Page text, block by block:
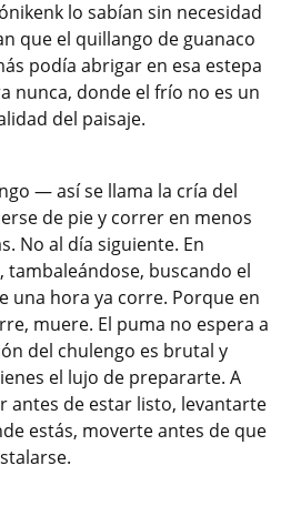
lo sabían sin necesidad
que el quillango de guanaco
podía abrigar en esa estepa
nunca, donde el frío no es un
del paisaje.
— así se llama la cría del
de pie y correr en menos
No al día siguiente. En
tambaleándose, buscando el
una hora ya corre. Porque en
muere. El puma no espera a
del chulengo es brutal y
el lujo de prepararte. A
antes de estar listo, levantarte
estás, moverte antes de que